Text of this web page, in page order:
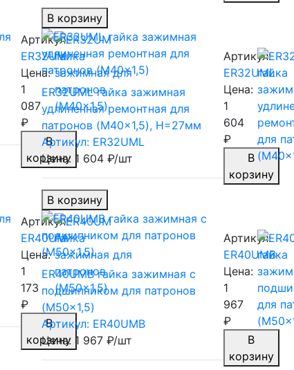
В корзину
Артикул:
ER32UM
Цена:
1
087
₽
В
корзину
ER32UML гайка зажимная
удлиненная ремонтная для
патронов (M40x1,5), H=27мм
Артикул: ER32UML
Цена: 1 604 ₽/шт
В корзину
Артикул:
ER32UML
Цена:
1
604
₽
В
корзину
Артикул:
ER40UM
Цена:
1
173
₽
В
корзину
ER40UMB гайка зажимная c
подшипником для патронов
(M50x1,5)
Артикул: ER40UMB
Цена: 1 967 ₽/шт
Артикул:
ER40UMB
Цена:
1
967
₽
В
корзину